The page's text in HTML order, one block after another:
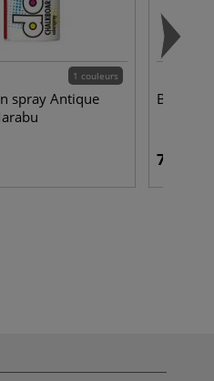
1 couleurs
spray Antique
Burner
7,95 €